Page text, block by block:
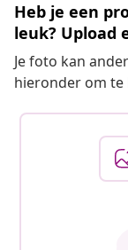
Heb je een
leuk? Upload
Je foto kan
hieronder om te